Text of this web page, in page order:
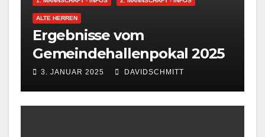
ALTE HERREN
Ergebnisse vom
Gemeindehallenpokal 2025
3. JANUAR 2025 DAVIDSCHMITT